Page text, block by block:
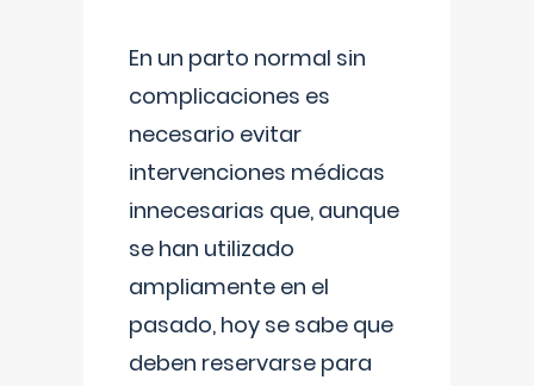
En un parto normal sin
complicaciones es
necesario evitar
intervenciones médicas
innecesarias que, aunque
se han utilizado
ampliamente en el
pasado, hoy se sabe que
deben reservarse para